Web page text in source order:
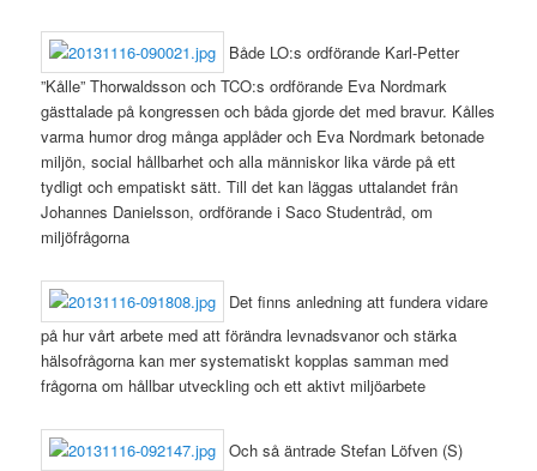
Både LO:s ordförande Karl-Petter
”Kålle” Thorwaldsson och TCO:s ordförande Eva Nordmark
gästtalade på kongressen och båda gjorde det med bravur. Kålles
varma humor drog många applåder och Eva Nordmark betonade
miljön, social hållbarhet och alla människor lika värde på ett
tydligt och empatiskt sätt. Till det kan läggas uttalandet från
Johannes Danielsson, ordförande i Saco Studentråd, om
miljöfrågorna
Det finns anledning att fundera vidare
på hur vårt arbete med att förändra levnadsvanor och stärka
hälsofrågorna kan mer systematiskt kopplas samman med
frågorna om hållbar utveckling och ett aktivt miljöarbete
Och så äntrade Stefan Löfven (S)